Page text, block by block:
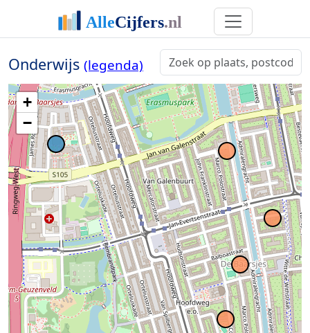
Onderwijs (legenda)
+
−